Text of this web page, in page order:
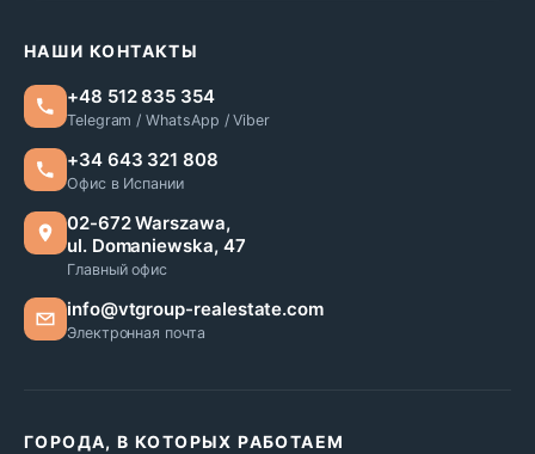
НАШИ КОНТАКТЫ
+48 512 835 354
Telegram / WhatsApp / Viber
+34 643 321 808
Офис в Испании
02-672 Warszawa,
ul. Domaniewska, 47
Главный офис
info@vtgroup-realestate.com
Электронная почта
ГОРОДА, В КОТОРЫХ РАБОТАЕМ